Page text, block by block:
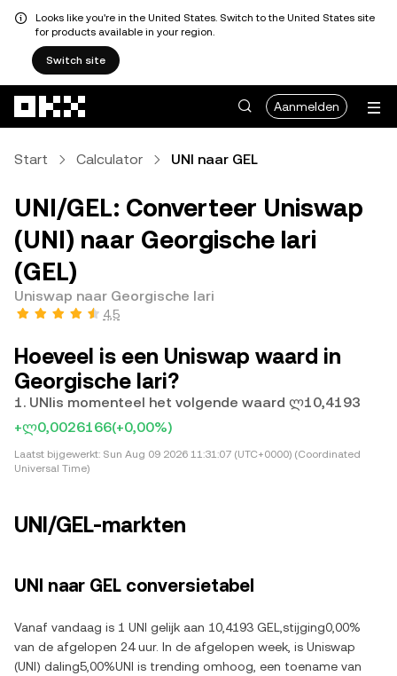
Looks like you're in the United States. Switch to the United States site
for products available in your region.
Switch site
Aanmelden
Start Calculator UNI naar GEL
UNI/GEL: Converteer Uniswap
(UNI) naar Georgische lari
(GEL)
Uniswap naar Georgische lari
4,5
Hoeveel is een Uniswap waard in
Georgische lari?
1. UNIis momenteel het volgende waard ლ10,4193
+ლ0,0026166(+0,00%)
Laatst bijgewerkt: Sun Aug 09 2026 11:31:07 (UTC+0000) (Coordinated
Universal Time)
UNI/GEL-markten
UNI naar GEL conversietabel
Vanaf vandaag is 1 UNI gelijk aan 10,4193 GEL,stijging0,00%
van de afgelopen 24 uur. In de afgelopen week, is Uniswap
(UNI) daling5,00%UNI is trending omhoog, een toename van